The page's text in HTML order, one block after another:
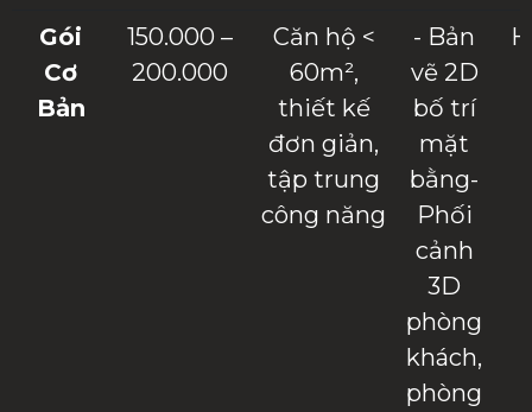
Gói
Cơ
Bản
150.000 –
200.000
Căn hộ <
60m²,
thiết kế
đơn giản,
tập trung
công năng
- Bản
vẽ 2D
bố trí
mặt
bằng-
Phối
cảnh
3D
phòng
khách,
phòng